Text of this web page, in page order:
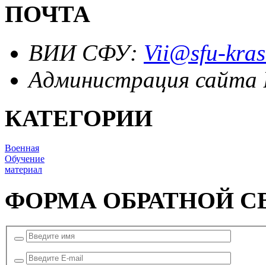
ПОЧТА
ВИИ СФУ: Vii@sfu-
Администрация
КАТЕГОРИИ
Военная
Обучение
материал
ФОРМА ОБРАТНОЙ